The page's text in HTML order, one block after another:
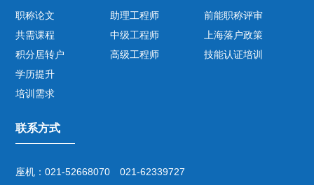
职称论文
共需课程
积分居转户
学历提升
培训需求
助理工程师
中级工程师
高级工程师
前能职称评审
上海落户政策
技能认证培训
联系方式
座机：021-52668070 021-62339727